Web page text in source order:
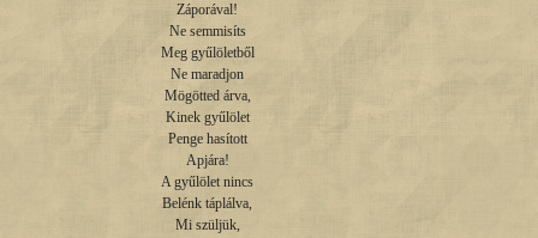
Záporával!
Ne semmisíts
Meg gyűlöletből
Ne maradjon
Mögötted árva,
Kinek gyűlölet
Penge hasított
Apjára!
A gyűlölet nincs
Belénk táplálva,
Mi szüljük,